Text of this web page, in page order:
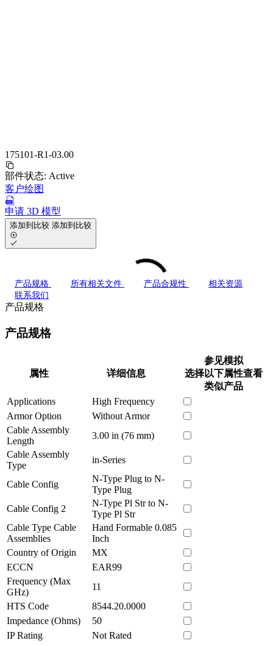
175101-R1-03.00
部件状态: Active
客户绘图
申请 3D 模型
添加到比较 添加到比较
产品规格 所有相关文件 产品合规性
相关资源
联系我们
产品规格
产品规格
属性 详细信息
参见模拟
选择以下属性查看
类似产品
Applications
High Frequency
Armor Option
Without Armor
Cable Assembly
Length
3.00 in (76 mm)
Cable Assembly
Type
in-Series
Cable Config
N-Type Plug to N-
Type Plug
Cable Config 2
N-Type Pl Str to N-
Type Pl Str
Cable Type Cable
Assemblies
Hand Formable 0.085
Inch
Country of Origin
MX
ECCN
EAR99
Frequency (Max
GHz)
11
HTS Code
8544.20.0000
Impedance (Ohms)
50
IP Rating
Not Rated